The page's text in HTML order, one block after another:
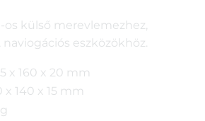
os külső merevlemezhez,
eszközökhöz.
x 160 x 20 mm
140 x 15 mm